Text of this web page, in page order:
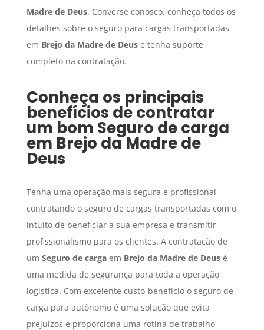
Madre de Deus. Converse conosco, conheça todos os
detalhes sobre o seguro para cargas transportadas
em Brejo da Madre de Deuse tenha suporte
completo na contratação.
Conheça os principais
benefícios de contratar
um bom Seguro de carga
em Brejo da Madre de
Deus
Tenha uma operação mais segura e profissional
contratando o seguro de cargas transportadas com o
intuito de beneficiar a sua empresa e transmitir
profissionalismo para os clientes. A contratação de
um Seguro de cargaem Brejo da Madre de Deusé
uma medida de segurança para toda a operação
logística. Com excelente custo-benefício o seguro de
carga para autônomo é uma solução que evita
prejuízos e proporciona uma rotina de trabalho